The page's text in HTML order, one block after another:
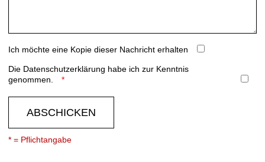
Ich möchte eine Kopie dieser Nachricht erhalten
Die Datenschutzerklärung habe ich zur Kenntnis
genommen.
ABSCHICKEN
* = Pflichtangabe